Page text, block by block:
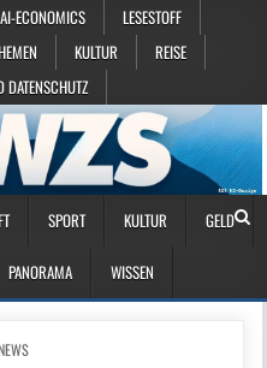
AI-ECONOMICS
LESESTOFF
KULTUR
REISE
SPORT KULTUR GELD
PANORAMA WISSEN
IN